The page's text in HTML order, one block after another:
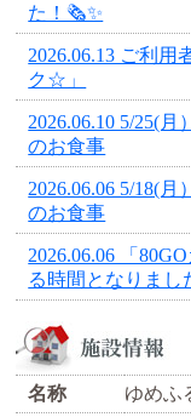
た！🗞️✨
2026.06.13 ご利用
ク☆」
2026.06.10 5/25(
のお食事
2026.06.06 5/18(
のお食事
2026.06.06 「
る時間となりまし
名称 ゆめふ